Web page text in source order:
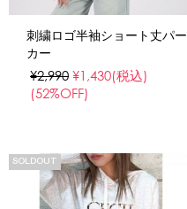
刺繍ロゴ半袖ショート丈パー
カー
¥2,990 ¥1,430(税込)
(52%OFF)
SOLDOUT